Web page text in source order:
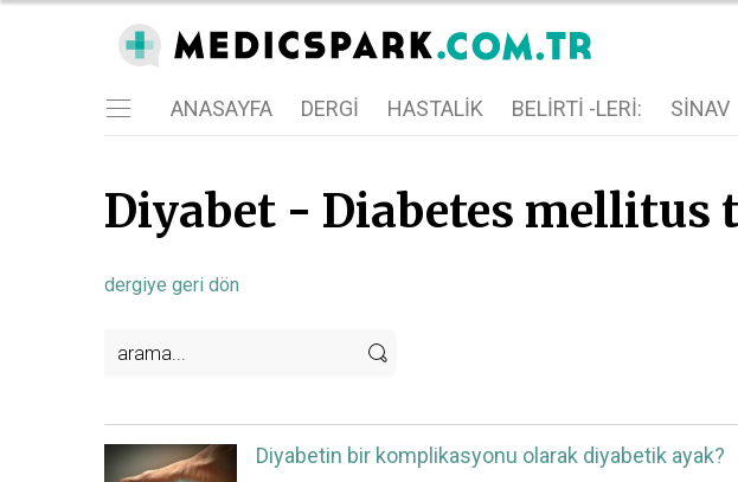
ANASAYFA DERGI HASTALIK BELIRTI -LERI: SINAV
Diyabet - Diabetes mellitus
dergiye geri dön
Diyabetin bir komplikasyonu olarak diyabetik ayak?